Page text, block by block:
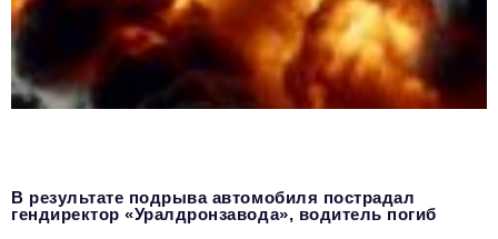
В результате подрыва автомобиля пострадал
гендиректор «Уралдронзавода», водитель погиб